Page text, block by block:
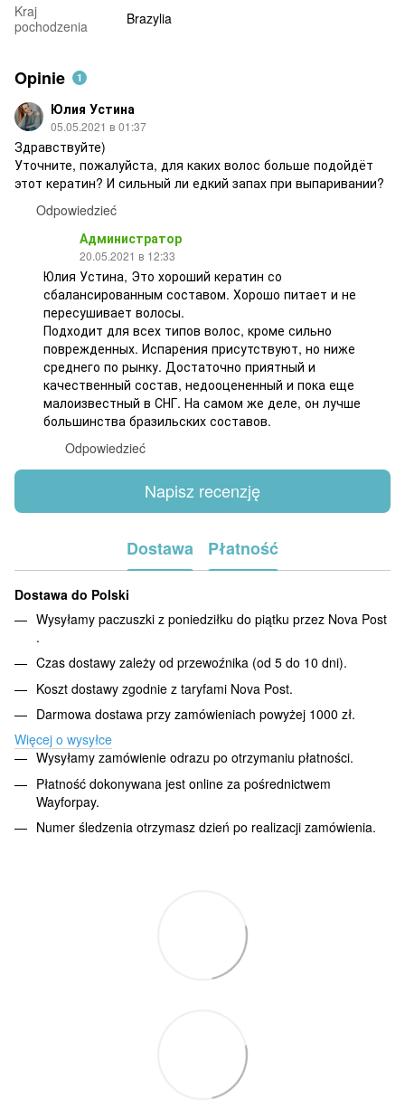
Kraj
pochodzenia
Brazylia
Opinie 1
Юлия Устина
05.05.2021 в 01:37
Здравствуйте)
Уточните, пожалуйста, для каких волос больше подойдёт
этот кератин? И сильный ли едкий запах при выпаривании?
Odpowiedzieć
Администратор
20.05.2021 в 12:33
Юлия Устина, Это хороший кератин со
сбалансированным составом. Хорошо питает и не
пересушивает волосы.
Подходит для всех типов волос, кроме сильно
поврежденных. Испарения присутствуют, но ниже
среднего по рынку. Достаточно приятный и
качественный состав, недооцененный и пока еще
малоизвестный в СНГ. На самом же деле, он лучше
большинства бразильских составов.
Odpowiedzieć
Napisz recenzję
Dostawa Płatność
Dostawa do Polski
Wysyłamy paczuszki z poniedziłku do piątku przez Nova Post
.
Czas dostawy zależy od przewoźnika (od 5 do 10 dni).
Koszt dostawy zgodnie z taryfami Nova Post.
Darmowa dostawa przy zamówieniach powyżej 1000 zł.
Więcej o wysyłce
Wysyłamy zamówienie odrazu po otrzymaniu płatności.
Płatność dokonywana jest online za pośrednictwem
Wayforpay.
Numer śledzenia otrzymasz dzień po realizacji zamówienia.